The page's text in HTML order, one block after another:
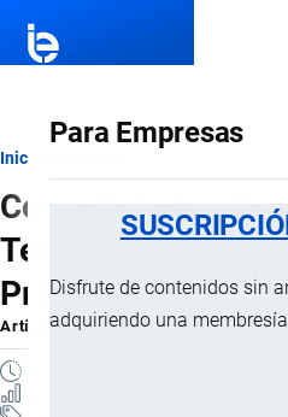
Para Empresas
Disfrute de contenidos sin
adquiriendo una membresía
Ruta
de
navegación
Inicio
Cómo Importar
Temu a Ecuador:
Prácticos
ArtículoporJaime Mise, 5 Febrero,